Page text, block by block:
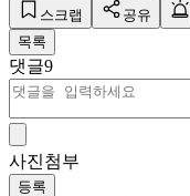
스크랩 공유
목록
댓글9
사진첨부
등록